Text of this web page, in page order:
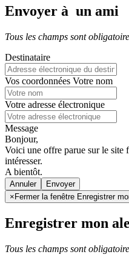
Envoyer à un ami
Tous les champs sont
Destinataire
Vos coordonnées Votre nom
Votre adresse électronique
Message
Bonjour,
Voici une offre parue sur le site
intéresser.
A bientôt.
Annuler
× Fermer la fenêtre Enregistrer
Enregistrer mon
Tous les champs sont